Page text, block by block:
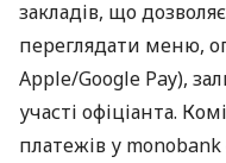
закладів, що
переглядати меню,
Apple/Google Pay),
участі офіціанта.
платежів у monobank